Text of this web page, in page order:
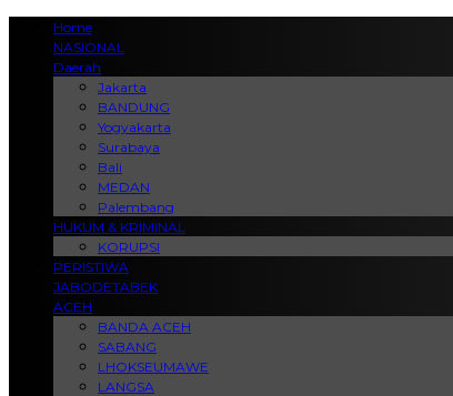
Home
NASIONAL
Daerah
Jakarta
BANDUNG
Yogyakarta
Surabaya
Bali
MEDAN
Palembang
HUKUM & KRIMINAL
KORUPSI
PERISTIWA
JABODETABEK
ACEH
BANDA ACEH
SABANG
LHOKSEUMAWE
LANGSA